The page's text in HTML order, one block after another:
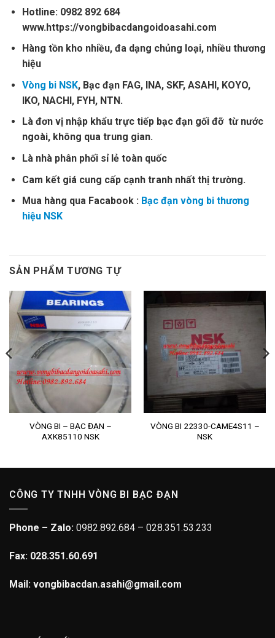
Hotline: 0982 892 684
www.https://vongbibacdangoidoasahi.com
Hàng tồn kho nhiều, đa dạng chủng loại, nhiều thương
hiệu
Vòng bi NSK, Bạc đạn FAG, INA, SKF, ASAHI, KOYO,
IKO, NACHI, FYH, NTN.
Là đơn vị nhập khẩu trực tiếp bạc đạn gối đỡ từ nước
ngoài, không qua trung gian.
Là nhà phân phối sỉ lẻ toàn quốc
Cam kết giá cung cấp cạnh tranh nhất thị trường.
Mua hàng qua Facabook : Bạc đạn vòng bi thương
hiệu NSK
SẢN PHẨM TƯƠNG TỰ
VÒNG BI – BẠC ĐẠN –
AXK85110 NSK
VÒNG BI 22330-CAME4S11 –
NSK
CÔNG TY TNHH VÒNG BI BẠC ĐẠN
Phone – Zalo: 0982.892.684 – 028.351.53.233
Fax: 028.351.60.691
Mail: vongbibacdan.asahi@gmail.com